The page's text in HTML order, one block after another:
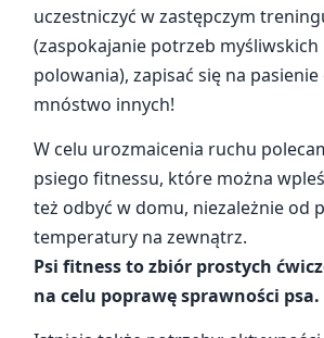
uczestniczyć w zastępczym
(zaspokajanie potrzeb myśliwskich
polowania), zapisać się na
mnóstwo innych!
W celu urozmaicenia ruchu
psiego fitnessu, które można
też odbyć w domu, niezależnie od
temperatury na zewnątrz.
Psi fitness to zbiór prostych
na celu poprawę sprawności psa.